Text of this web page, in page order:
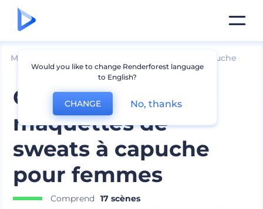
Mockups Mockup de sweat à capuche
Collection de
maquettes de
sweats à capuche
pour femmes
Comprend
17 scènes
Would you like to change Renderforest language
to English?
CHANGE No, thanks